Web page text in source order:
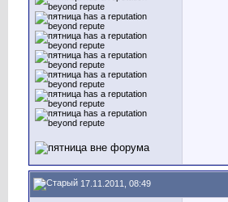
17.11.2011, 08:49